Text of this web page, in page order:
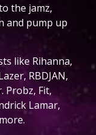
the jamz,
and pump up
like Rihanna,
RBDJAN,
Probz, Fit,
Lamar,